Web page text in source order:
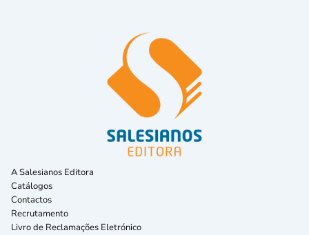
A Salesianos Editora
Catálogos
Contactos
Recrutamento
Livro de Reclamações Eletrónico